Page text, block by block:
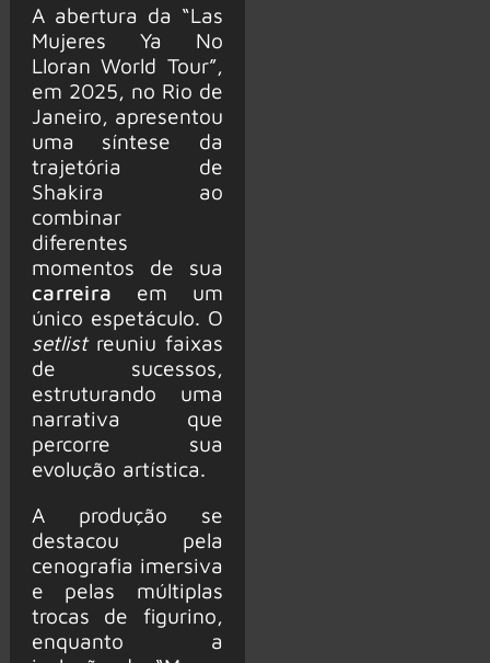
A abertura da “Las
Mujeres Ya No
Lloran World Tour”,
em 2025, no Rio de
Janeiro, apresentou
uma síntese da
trajetória de
Shakira ao
combinar
diferentes
momentos de sua
carreira em um
único espetáculo. O
setlist reuniu faixas
de sucessos,
estruturando uma
narrativa que
percorre sua
evolução artística.
A produção se
destacou pela
cenografia imersiva
e pelas múltiplas
trocas de figurino,
enquanto a